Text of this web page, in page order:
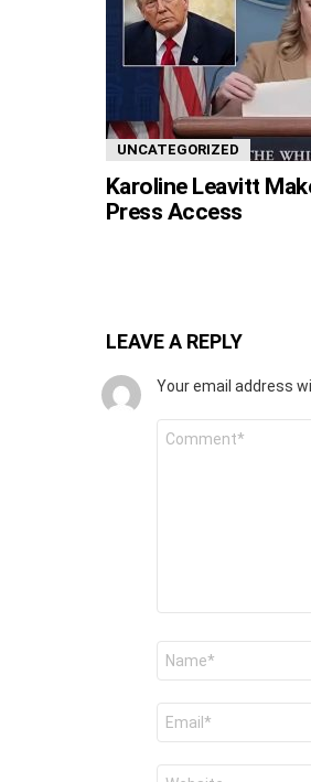
UNCATEGORIZED
Karoline Leavitt
Press Access
LEAVE A REPLY
Your email address